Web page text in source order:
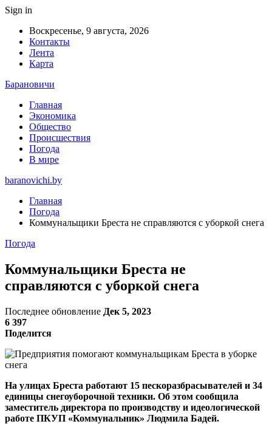
Sign in
Воскресенье, 9 августа, 2026
Контакты
Лента
Карта
Барановичи
Главная
Экономика
Общество
Происшествия
Погода
В мире
baranovichi.by
Главная
Погода
Коммунальщики Бреста не справляются с уборкой снега
Погода
Коммунальщики Бреста не
справляются с уборкой снега
Последнее обновление Дек 5, 2023
6 397
Поделится
На улицах Бреста работают 15 пескоразбрасывателей и 34
единицы снегоуборочной техники. Об этом сообщила
заместитель директора по производству и идеологической
работе ПКУП «Коммунальник» Людмила Бадей.